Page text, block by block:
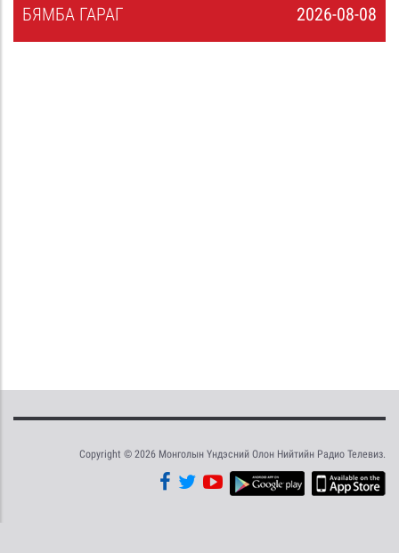
2026-08-08
БЯМБА ГАРАГ
Copyright © 2026 Монголын Үндэсний Олон Нийтийн Радио Телевиз.